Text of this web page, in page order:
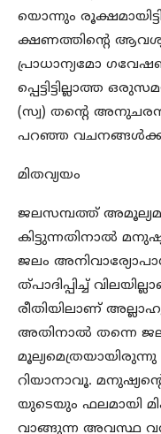
യൊന്നും
ക്ഷണത്തിന്റെ
പ്രാധാന്യമോ
പ്പെട്ടിട്ടില്ലാത്ത
(സ്വ) തന്റെ
പറഞ്ഞ
മിതവ്യയം
ജലസമ്പത്ത്
കിട്ടുന്നതിനാല്‍
ജലം
ത്പാദിപ്പിച്ച്
രീതിയിലാണ്
അതിനാല്‍ തന്നെ
മൂല്യമെത്രയായിരുന്നു
റിയാനാവൂ.
യുടെയും ഫലമായി
വാങ്ങുന്ന അവസ്ഥ